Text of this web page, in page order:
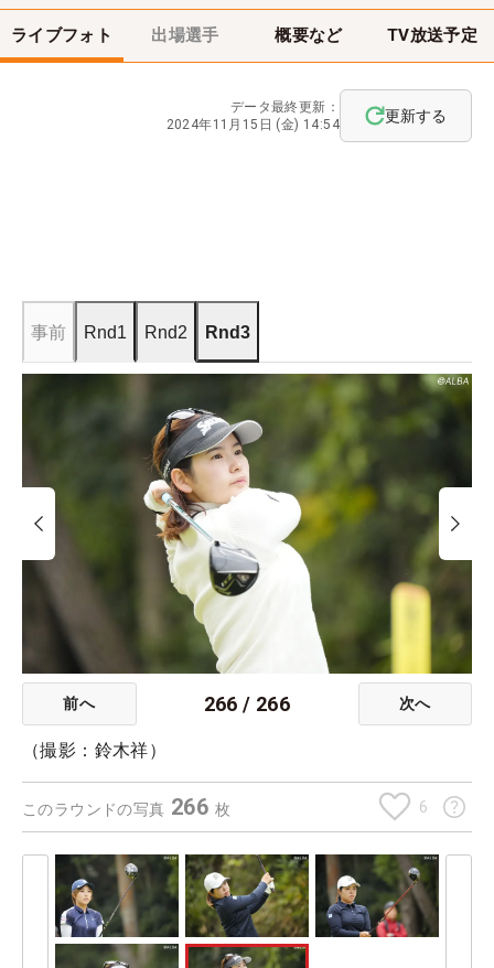
ライブフォト 出場選手 概要など TV放送予定
データ最終更新：
2024年11月15日 (金) 14:54
更新する
事前 Rnd1 Rnd2 Rnd3
前へ 266 / 266 次へ
（撮影：鈴木祥）
このラウンドの写真 266 枚 6